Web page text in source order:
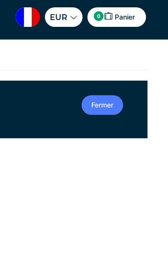
EUR 0 Panier
Fermer